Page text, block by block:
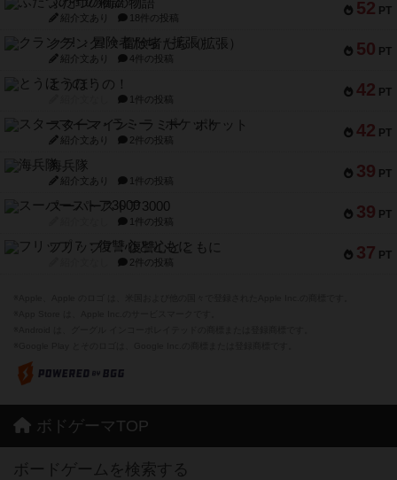
52 PT
ふたつの街の物語
紹介文あり 18件の投稿
50 PT
クランク! ：冒険者たち（拡張）
紹介文あり 4件の投稿
42 PT
とうほうの！
1件の投稿
42 PT
スターマイン・ラミー ポケット
紹介文あり 2件の投稿
39 PT
海兵隊
紹介文あり 1件の投稿
39 PT
スーパーストア3000
1件の投稿
37 PT
フリップ７：復讐心とともに
2件の投稿
ボドゲーマTOP
ボードゲームを検索する